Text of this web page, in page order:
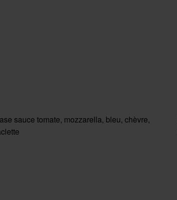
sauce tomate, mozzarella, bleu, chèvre,